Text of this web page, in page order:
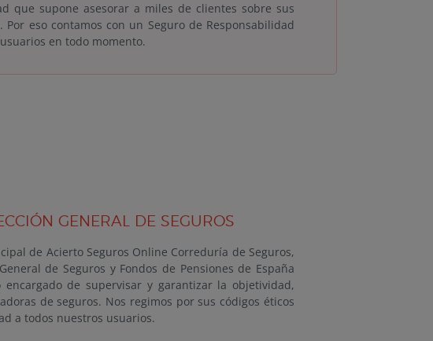
que supone asesorar a miles de clientes sobre sus
eso contamos con un Seguro de Responsabilidad
en todo momento.
GENERAL DE SEGUROS
de Acierto Seguros Online Correduría de Seguros,
de Seguros y Fondos de Pensiones de España
encargado de supervisar y garantizar la objetividad,
de seguros. Nos regimos por sus códigos éticos
a todos nuestros usuarios.